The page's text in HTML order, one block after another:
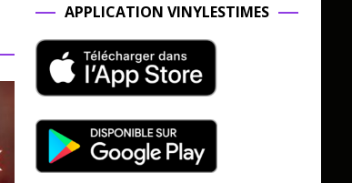
APPLICATION VINYLESTIMES